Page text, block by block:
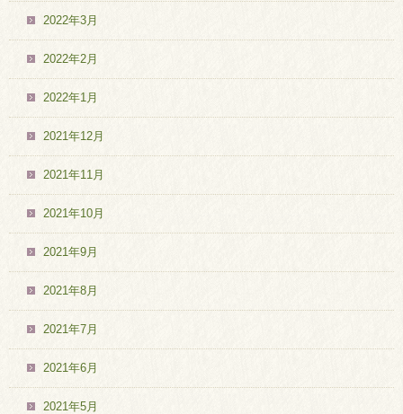
2022年3月
2022年2月
2022年1月
2021年12月
2021年11月
2021年10月
2021年9月
2021年8月
2021年7月
2021年6月
2021年5月